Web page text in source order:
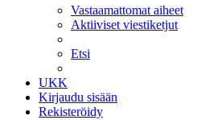
Vastaamattomat aiheet
Aktiiviset viestiketjut
Etsi
UKK
Kirjaudu sisään
Rekisteröidy